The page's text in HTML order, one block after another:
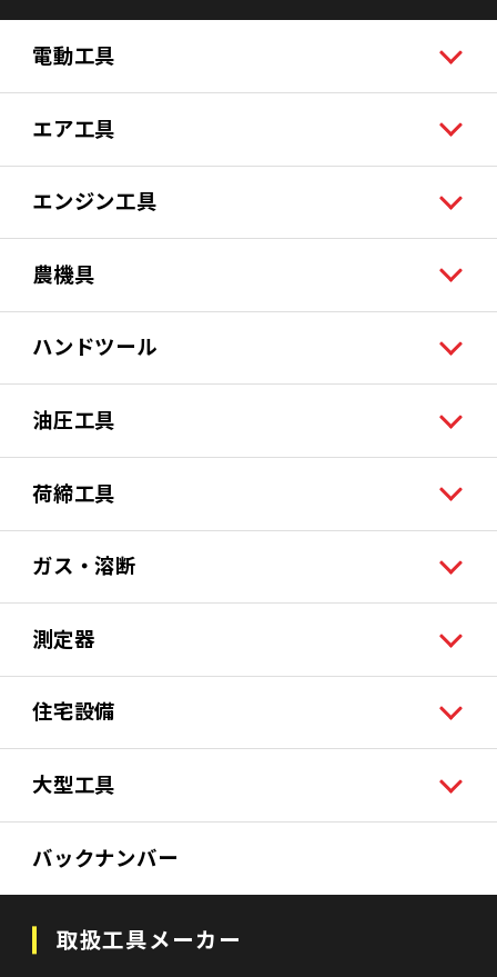
電動工具
エア工具
エンジン工具
農機具
ハンドツール
油圧工具
荷締工具
ガス・溶断
測定器
住宅設備
大型工具
バックナンバー
取扱工具メーカー